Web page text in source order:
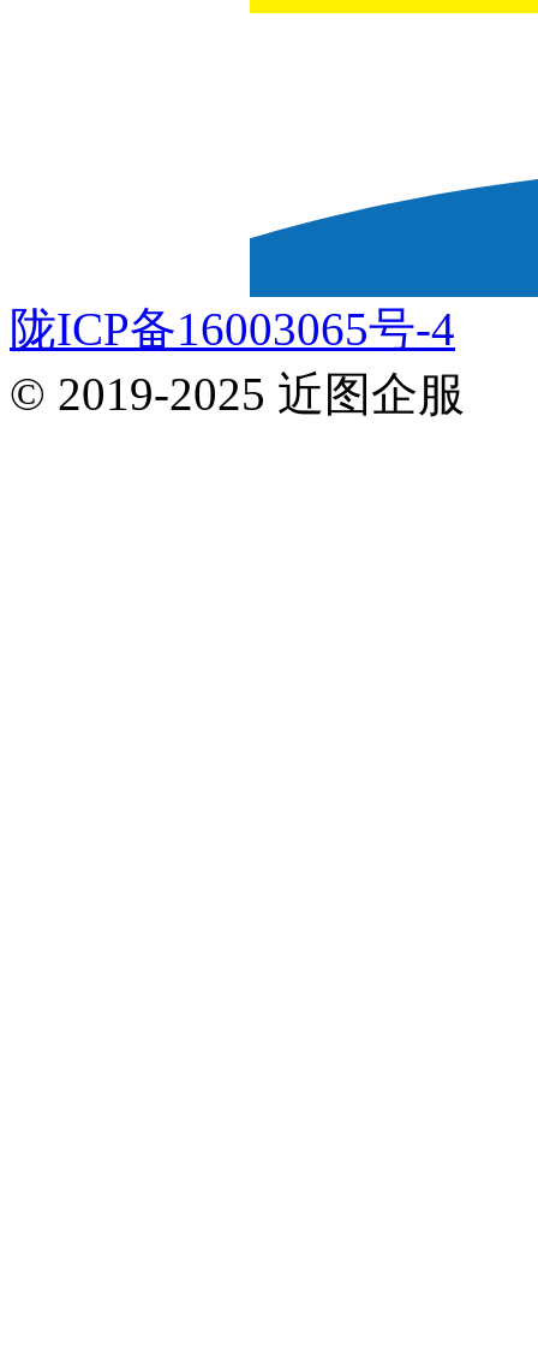
陇ICP备16003065号-4
© 2019-2025 近图企服